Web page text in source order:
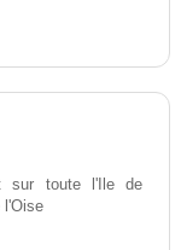
sur toute l'Ile de
l'Oise